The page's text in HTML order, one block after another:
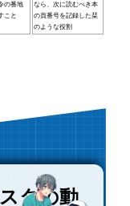
の番地
こと
なら、次に読むべき本
の頁番号を記録した栞
のような役割
タの動